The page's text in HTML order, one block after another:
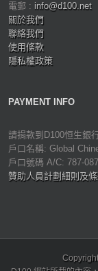
電郵 : info@d100.net
關於我們
聯絡我們
使用條款
隱私權政策
PAYMENT INFO
請捐款到D100恒生銀
戶口名稱: Global
戶口號碼 A/C: 787-
贊助人員計劃細則及